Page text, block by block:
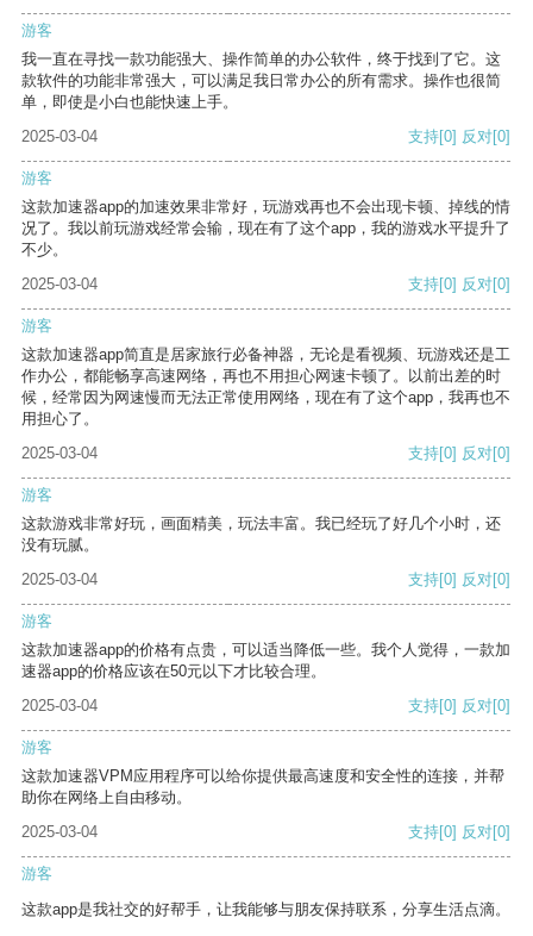
游客
我一直在寻找一款功能强大、操作简单的办公软件，终于找到了它。这
款软件的功能非常强大，可以满足我日常办公的所有需求。操作也很简
单，即使是小白也能快速上手。
2025-03-04
支持[0] 反对[0]
游客
这款加速器app的加速效果非常好，玩游戏再也不会出现卡顿、掉线的情
况了。我以前玩游戏经常会输，现在有了这个app，我的游戏水平提升了
不少。
2025-03-04
支持[0] 反对[0]
游客
这款加速器app简直是居家旅行必备神器，无论是看视频、玩游戏还是工
作办公，都能畅享高速网络，再也不用担心网速卡顿了。以前出差的时
候，经常因为网速慢而无法正常使用网络，现在有了这个app，我再也不
用担心了。
2025-03-04
支持[0] 反对[0]
游客
这款游戏非常好玩，画面精美，玩法丰富。我已经玩了好几个小时，还
没有玩腻。
2025-03-04
支持[0] 反对[0]
游客
这款加速器app的价格有点贵，可以适当降低一些。我个人觉得，一款加
速器app的价格应该在50元以下才比较合理。
2025-03-04
支持[0] 反对[0]
游客
这款加速器VPM应用程序可以给你提供最高速度和安全性的连接，并帮
助你在网络上自由移动。
2025-03-04
支持[0] 反对[0]
游客
这款app是我社交的好帮手，让我能够与朋友保持联系，分享生活点滴。